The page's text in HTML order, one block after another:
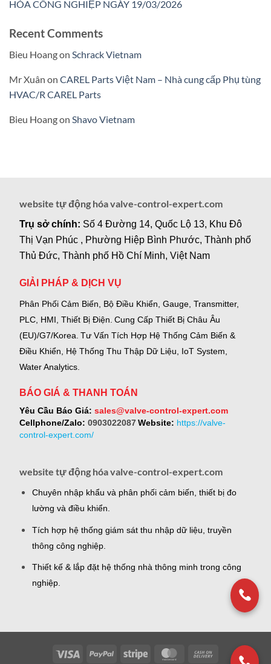
HÓA CÔNG NGHIỆP NGÀY 19/03/2026
Recent Comments
Bieu Hoangon Schrack Vietnam
Mr Xuân on CAREL Parts Việt Nam – Nhà cung cấp Phụ tùng
HVAC/R CAREL Parts
Bieu Hoangon Shavo Vietnam
website tự động hóa valve-control-expert.com
Trụ sở chính: Số 4 Đường 14, Quốc Lộ 13, Khu Đô
Thị Vạn Phúc , Phường Hiệp Bình Phước, Thành phố
Thủ Đức, Thành phố Hồ Chí Minh, Việt Nam
GIẢI PHÁP & DỊCH VỤ
Phân Phối Cảm Biến, Bộ Điều Khiển, Gauge, Transmitter,
PLC, HMI, Thiết Bị Điện. Cung Cấp Thiết Bị Châu Âu
(EU)/G7/Korea. Tư Vấn Tích Hợp Hệ Thống Cảm Biến &
Điều Khiển, Hệ Thống Thu Thập Dữ Liệu, IoT System,
Water Analytics.
BÁO GIÁ & THANH TOÁN
Yêu Cầu Báo Giá: sales@valve-control-expert.com
Cellphone/Zalo: 0903022087 Website: https://valve-
control-expert.com/
website tự động hóa valve-control-expert.com
Chuyên nhập khẩu và phân phối cảm biến, thiết bị đo
lường và điều khiển.
Tích hợp hệ thống giám sát thu nhập dữ liệu, truyền
thông công nghiệp.
Thiết kế & lắp đặt hệ thống nhà thông minh trong công
nghiệp.
Visa PayPal Stripe MasterCardCash